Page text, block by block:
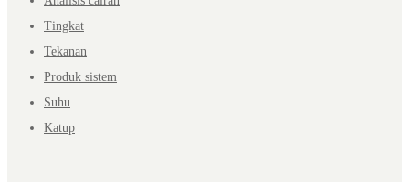
Tingkat
Tekanan
Produk sistem
Suhu
Katup